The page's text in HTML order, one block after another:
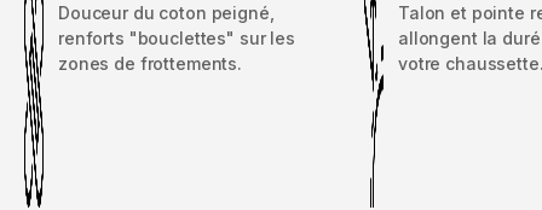
Douceur du coton peigné,
renforts "bouclettes" sur les
zones de frottements.
Talon et pointe
allongent la
votre